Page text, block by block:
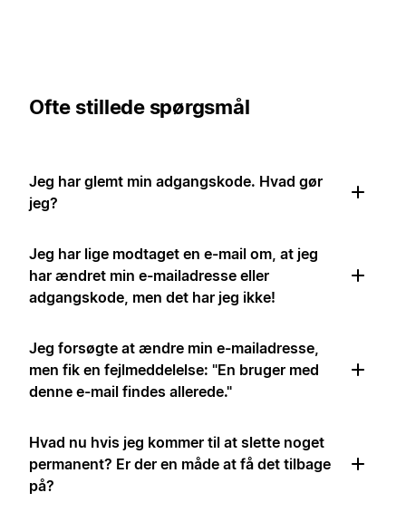
Ofte stillede spørgsmål
Jeg har glemt min adgangskode. Hvad gør
jeg?
Jeg har lige modtaget en e-mail om, at jeg
har ændret min e-mailadresse eller
adgangskode, men det har jeg ikke!
Jeg forsøgte at ændre min e-mailadresse,
men fik en fejlmeddelelse: "En bruger med
denne e-mail findes allerede."
Hvad nu hvis jeg kommer til at slette noget
permanent? Er der en måde at få det tilbage
på?